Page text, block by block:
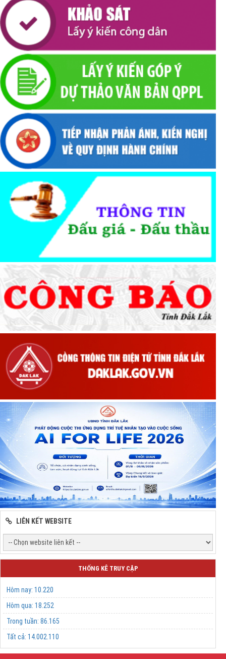
LIÊN KẾT WEBSITE
THỐNG KÊ TRUY CẬP
Hôm nay: 10.220
Hôm qua: 18.252
Trong tuần: 86.165
Tất cả: 14.002.110